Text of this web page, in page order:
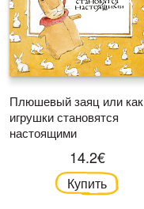
Плюшевый заяц или как
игрушки становятся
настоящими
14.2€
Купить